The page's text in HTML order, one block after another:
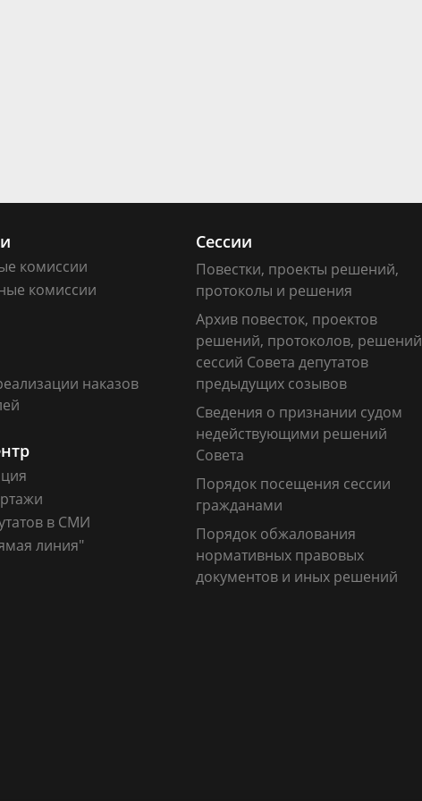
комиссии
комиссии
Сессии
Повестки, проекты решений,
протоколы и решения
Архив повесток, проектов
решений, протоколов, решений
сессий Совета депутатов
предыдущих созывов
Сведения о признании судом
недействующими решений
Совета
Порядок посещения сессии
гражданами
Порядок обжалования
нормативных правовых
документов и иных решений
наказов
в СМИ
линия"